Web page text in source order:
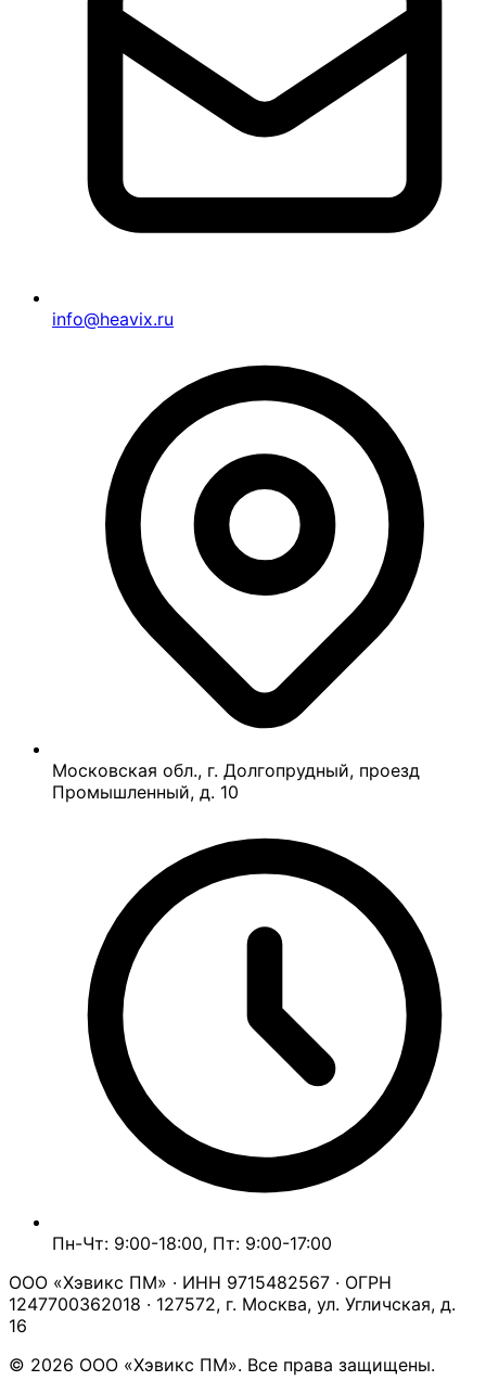
info@heavix.ru
Московская обл., г. Долгопрудный, проезд
Промышленный, д. 10
Пн-Чт: 9:00-18:00, Пт: 9:00-17:00
ООО «Хэвикс ПМ» · ИНН 9715482567 · ОГРН
1247700362018 · 127572, г. Москва, ул. Угличская, д.
16
© 2026 ООО «Хэвикс ПМ». Все права защищены.